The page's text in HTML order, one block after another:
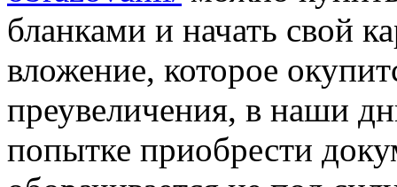
бланками и начать свой
вложение, которое
преувеличения, в наши
попытке приобрести